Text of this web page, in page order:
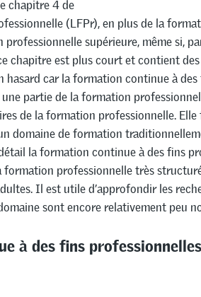
chapitre 4 de
(LFPr), en plus de la
supérieure, même si,
chapitre est plus court et contient
hasard car la formation continue à
partie de la formation
de la formation professionnelle.
domaine de formation
la formation continue à des fins
formation professionnelle très
Il est utile d’approfondir les
sont encore relativement peu
à des fins